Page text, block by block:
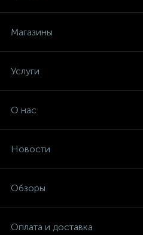
Магазины
Услуги
О нас
Новости
Обзоры
Оплата и доставка